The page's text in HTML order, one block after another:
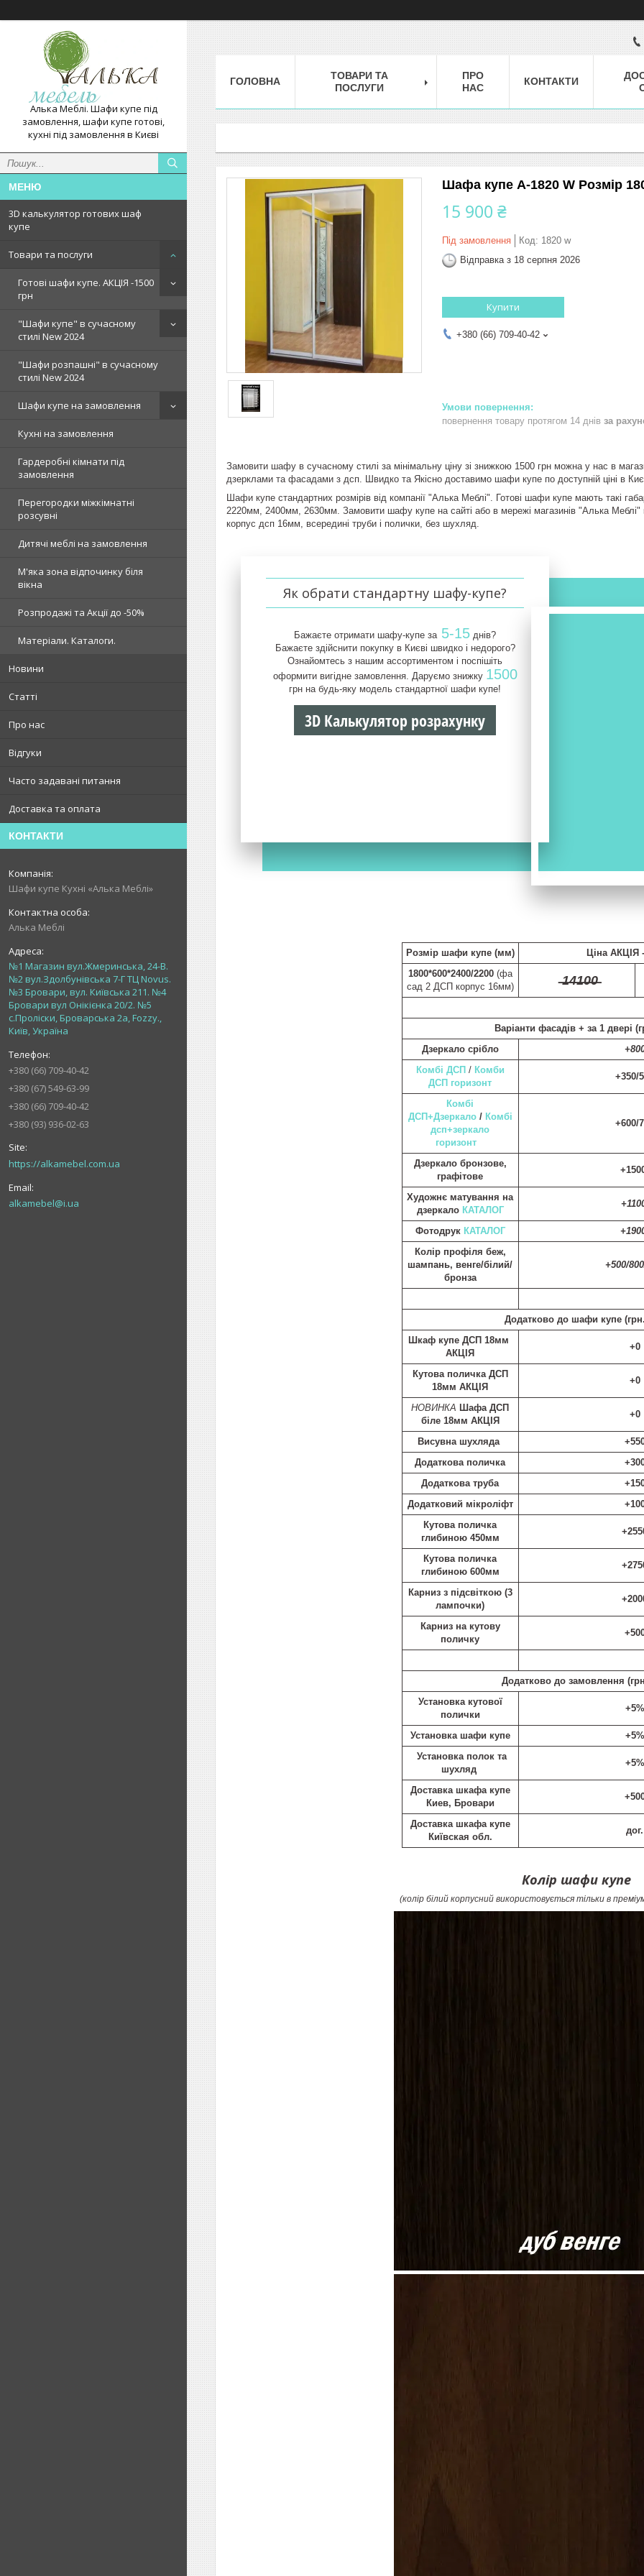
Алька Меблі. Шафи купе під
замовлення, шафи купе готові,
кухні під замовлення в Києві
3D калькулятор готових шаф
купе
Товари та послуги
Готові шафи купе. АКЦІЯ -1500
грн
"Шафи купе" в сучасному
стилі New 2024
"Шафи розпашні" в сучасному
стилі New 2024
Шафи купе на замовлення
Кухні на замовлення
Гардеробні кімнати під
замовлення
Перегородки міжкімнатні
розсувні
Дитячі меблі на замовлення
М'яка зона відпочинку біля
вікна
Розпродажі та Акції до -50%
Матеріали. Каталоги.
Новини
Статті
Про нас
Відгуки
Часто задавані питання
Доставка та оплата
КОНТАКТИ
Шафи купе Кухні «Алька Меблі»
Алька Меблі
№1 Магазин вул.Жмеринська, 24-В.
№2 вул.Здолбунівська 7-Г ТЦ Novus.
№3 Бровари, вул. Київська 211. №4
Бровари вул Онікієнка 20/2. №5
с.Проліски, Броварська 2а, Fozzy.,
Київ, Україна
+380 (66) 709-40-42
+380 (67) 549-63-99
+380 (66) 709-40-42
+380 (93) 936-02-63
https://alkamebel.com.ua
alkamebel@i.ua
ГОЛОВНА
ТОВАРИ ТА
ПОСЛУГИ
ПРО
НАС
КОНТАКТИ
Шафа купе А-1820 W Розмір
15 900 ₴
Під замовлення Код: 1820 w
Відправка з 18 серпня 2026
Купити
+380 (66) 709-40-42
повернення товару протягом 14 днів за
Замовити шафу в сучасному стилі за мінімальну ціну зі знижкою 1500 грн можна у нас в
дзерклами та фасадами з дсп. Швидко та Якісно доставимо шафи купе по доступній ціні в
Шафи купе стандартних розмірів від компанії "Алька Меблі". Готові шафи купе мають такі
2220мм, 2400мм, 2630мм. Замовити шафу купе на сайті або в мережі магазинів "Алька Меблі"
корпус дсп 16мм, всередині труби і полички, без шухляд.
Як обрати стандартну шафу-купе?
Бажаєте отримати шафу-купе за 5-15 днів?
Бажаєте здійснити покупку в Києві швидко і недорого?
Ознайомтесь з нашим ассортиментом і поспішіть
оформити вигідне замовлення. Даруємо знижку 1500
грн на будь-яку модель стандартної шафи купе!
3D Калькулятор розрахунку
Розмір шафи купе (мм)
Ціна АКЦІЯ
1800*600*2400/2200 (фа
сад 2 ДСП корпус 16мм)
̶1̶4̶1̶0̶0̶
Варіанти фасадів + за 1 двері
Дзеркало срібло
Комбі ДСП / Комби
ДСП горизонт
+350/
Комбі
ДСП+Дзеркало / Комбі
дсп+зеркало
горизонт
+600/
Дзеркало бронзове,
графітове
Художнє матування на
дзеркало КАТАЛОГ
Фотодрук КАТАЛОГ
Колір профіля беж,
шампань, венге/білий/
бронза
+500/
Додатково до шафи купе (
Шкаф купе ДСП 18мм
АКЦІЯ
+0
Кутова поличка ДСП
18мм АКЦІЯ
+0
НОВИНКА Шафа ДСП
біле 18мм АКЦІЯ
+0
Висувна шухляда
Додаткова поличка
Додаткова труба
Додатковий мікроліфт
Кутова поличка
глибиною 450мм
Кутова поличка
глибиною 600мм
Карниз з підсвіткою (3
лампочки)
Карниз на кутову
поличку
Додатково до замовлення (
Установка кутової
полички
+5%
Установка шафи купе
+5%
Установка полок та
шухляд
+5%
Доставка шкафа купе
Киев, Бровари
Доставка шкафа купе
Київская обл.
дог.
Колір шафи купе
(колір білий корпусний використовується тільки в